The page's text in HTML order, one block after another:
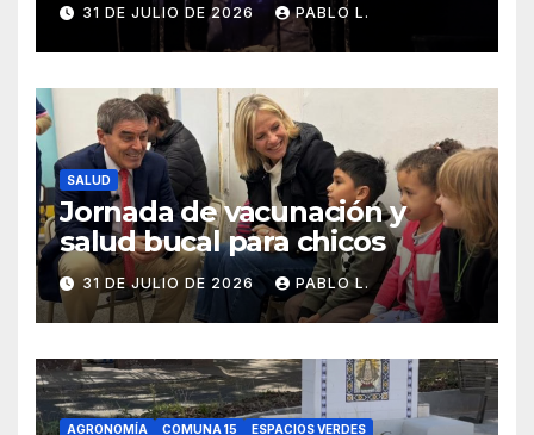
31 DE JULIO DE 2026 PABLO L.
SALUD
Jornada de vacunación y
salud bucal para chicos
31 DE JULIO DE 2026 PABLO L.
AGRONOMÍA COMUNA 15
ESPACIOS VERDES